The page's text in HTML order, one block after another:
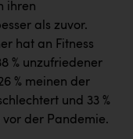
ihren
als zuvor.
hat an Fitness
% unzufriedener
% meinen der
und 33 %
der Pandemie.